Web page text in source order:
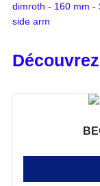
dimroth - 160 mm -
side arm